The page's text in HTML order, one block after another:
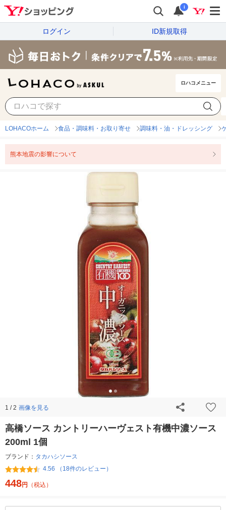
i
ログイン ID新規取得
ロハコメニュー
LOHACOホーム 食品・調味料・お取り寄せ 調味料・油・ドレッシング
熊本地震の影響について
1 / 2 画像を見る
高橋ソース カントリーハーヴェスト有機中濃ソース
200ml 1個
ブランド： タカハシソース
4.56 （18件のレビュー）
448円 （税込）